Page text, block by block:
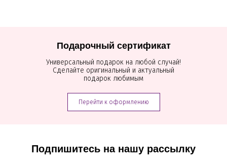
Подпишитесь на нашу рассылку
Подарочный сертификат
Универсальный подарок на любой случай!
Сделайте оригинальный и актуальный
подарок любимым
Перейти к оформлению